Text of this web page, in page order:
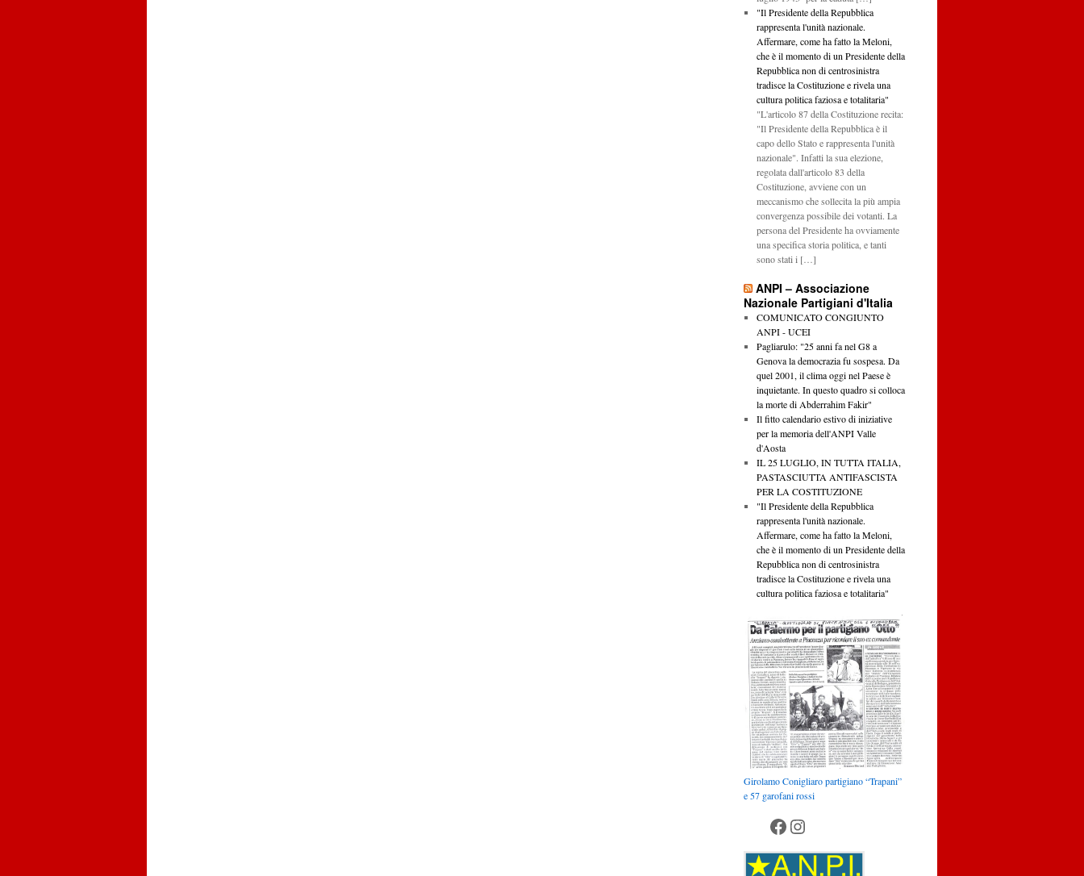
"Il Presidente della Repubblica
rappresenta l'unità nazionale.
Affermare, come ha fatto la Meloni,
che è il momento di un Presidente della
Repubblica non di centrosinistra
tradisce la Costituzione e rivela una
cultura politica faziosa e totalitaria"
"L'articolo 87 della Costituzione recita:
"Il Presidente della Repubblica è il
capo dello Stato e rappresenta l'unità
nazionale". Infatti la sua elezione,
regolata dall'articolo 83 della
Costituzione, avviene con un
meccanismo che sollecita la più ampia
convergenza possibile dei votanti. La
persona del Presidente ha ovviamente
una specifica storia politica, e tanti
sono stati i […]
ANPI – Associazione
Nazionale Partigiani d'Italia
COMUNICATO CONGIUNTO
ANPI - UCEI
Pagliarulo: "25 anni fa nel G8 a
Genova la democrazia fu sospesa. Da
quel 2001, il clima oggi nel Paese è
inquietante. In questo quadro si colloca
la morte di Abderrahim Fakir"
Il fitto calendario estivo di iniziative
per la memoria dell'ANPI Valle
d'Aosta
IL 25 LUGLIO, IN TUTTA ITALIA,
PASTASCIUTTA ANTIFASCISTA
PER LA COSTITUZIONE
"Il Presidente della Repubblica
rappresenta l'unità nazionale.
Affermare, come ha fatto la Meloni,
che è il momento di un Presidente della
Repubblica non di centrosinistra
tradisce la Costituzione e rivela una
cultura politica faziosa e totalitaria"
Girolamo Conigliaro partigiano “Trapani”
e 57 garofani rossi
Anpi Palermo
Anpi Palermo